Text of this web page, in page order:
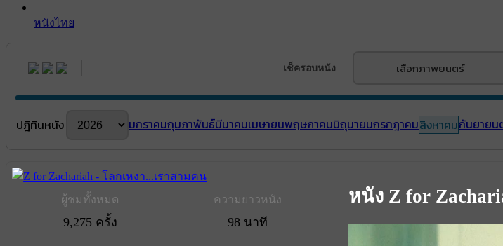
หนังไทย
เช็ครอบหนัง เลือกภาพยนตร์
ปฎิทินหนัง มกราคมกุมภาพันธ์มีนาคมเมษายนพฤษภาคมมิถุนายนกรกฎาคมสิงหาคมกันยายน
ผู้ชมทั้งหมด
9,275 ครั้ง
ความยาวหนัง
98 นาที
หนัง Z for